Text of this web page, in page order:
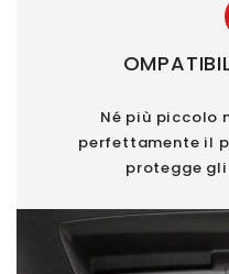
Né più piccolo
perfettamente il
protegge